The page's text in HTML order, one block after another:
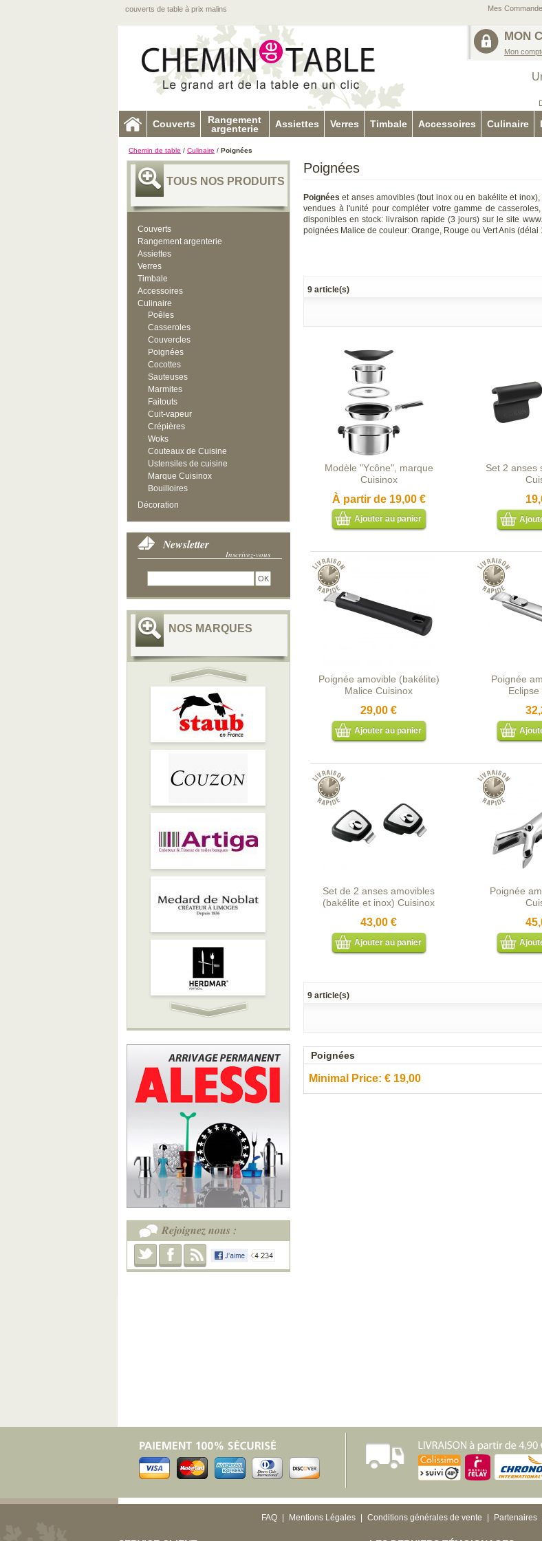
couverts de table à prix malins Mes
MON
Mon
Couverts
Rangement
argenterie
Assiettes Verres Timbale Accessoires Culinaire
Chemin de table / Culinaire / Poignées
Poignées
Poignées et anses amovibles (tout inox ou en bakélite et
vendues à l'unité pour compléter votre gamme de
disponibles en stock: livraison rapide (3 jours) sur le site
poignées Malice de couleur: Orange, Rouge ou Vert Anis (délai
9 article(s)
Modèle "Ycône", marque
Cuisinox
À partir de 19,00 €
Ajouter au panier
Set 2 anses
Poignée amovible (bakélite)
Malice Cuisinox
29,00 €
Ajouter au panier
Poignée
Set de 2 anses amovibles
(bakélite et inox) Cuisinox
43,00 €
Ajouter au panier
Poignée
9 article(s)
Poignées
Minimal Price: € 19,00
TOUS NOS PRODUITS
Couverts
Rangement argenterie
Assiettes
Verres
Timbale
Accessoires
Culinaire
Poêles
Casseroles
Couvercles
Poignées
Cocottes
Sauteuses
Marmites
Faitouts
Cuit-vapeur
Crépières
Woks
Couteaux de Cuisine
Ustensiles de cuisine
Marque Cuisinox
Bouilloires
Décoration
Newsletter
Inscrivez-vous
OK
NOS MARQUES
Rejoignez nous :
FAQ Mentions Légales Conditions générales de vente Partenaires